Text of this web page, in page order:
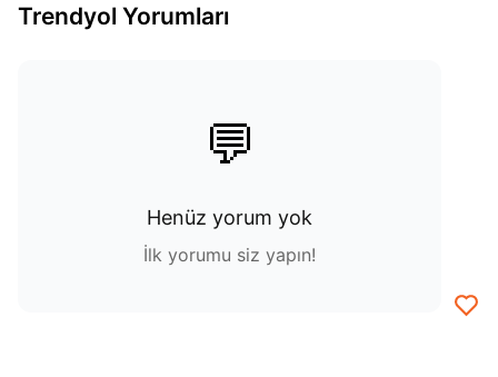
Trendyol Yorumları
💬
Henüz yorum yok
İlk yorumu siz yapın!